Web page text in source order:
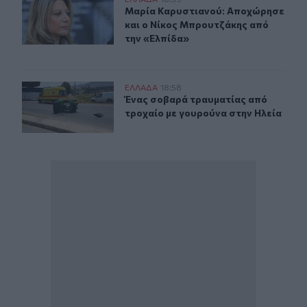
Μαρία Καρυστιανού: Αποχώρησε
Μαρία Καρυστιανού: Αποχώρησε
και ο Νίκος Μπρουτζάκης από
την «Ελπίδα»
Ένας σοβαρά τραυματίας από τροχαίο με γουρούνα
ΕΛΛAΔΑ 18:58
Ένας σοβαρά τραυματίας από
Ένας σοβαρά τραυματίας από
τροχαίο με γουρούνα στην Ηλεία